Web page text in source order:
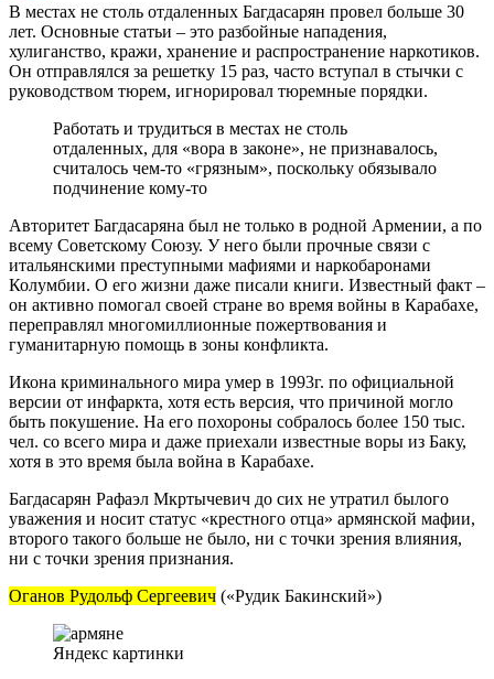
В местах не столь отдаленных Багдасарян провел больше 30
лет. Основные статьи – это разбойные нападения,
хулиганство, кражи, хранение и распространение наркотиков.
Он отправлялся за решетку 15 раз, часто вступал в стычки с
руководством тюрем, игнорировал тюремные порядки.
Работать и трудиться в местах не столь
отдаленных, для «вора в законе», не признавалось,
считалось чем-то «грязным», поскольку обязывало
подчинение кому-то
Авторитет Багдасаряна был не только в родной Армении, а по
всему Советскому Союзу. У него были прочные связи с
итальянскими преступными мафиями и наркобаронами
Колумбии. О его жизни даже писали книги. Известный факт –
он активно помогал своей стране во время войны в Карабахе,
переправлял многомиллионные пожертвования и
гуманитарную помощь в зоны конфликта.
Икона криминального мира умер в 1993г. по официальной
версии от инфаркта, хотя есть версия, что причиной могло
быть покушение. На его похороны собралось более 150 тыс.
чел. со всего мира и даже приехали известные воры из Баку,
хотя в это время была война в Карабахе.
Багдасарян Рафаэл Мкртычевич до сих не утратил былого
уважения и носит статус «крестного отца» армянской мафии,
второго такого больше не было, ни с точки зрения влияния,
ни с точки зрения признания.
Оганов Рудольф Сергеевич («Рудик Бакинский»)
Яндекс картинки